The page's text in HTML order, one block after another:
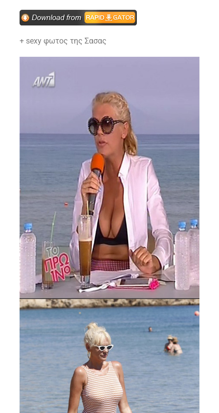
+ sexy φωτος της Σασας